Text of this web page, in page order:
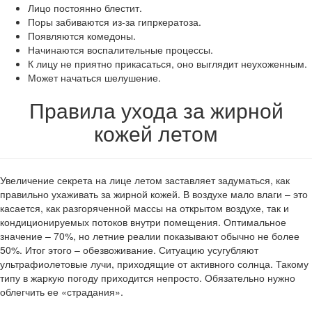
Лицо постоянно блестит.
Поры забиваются из-за гипркератоза.
Появляются комедоны.
Начинаются воспалительные процессы.
К лицу не приятно прикасаться, оно выглядит неухоженным.
Может начаться шелушение.
Правила ухода за жирной
кожей летом
Увеличение секрета на лице летом заставляет задуматься, как
правильно ухаживать за жирной кожей. В воздухе мало влаги – это
касается, как разгоряченной массы на открытом воздухе, так и
кондиционируемых потоков внутри помещения. Оптимальное
значение – 70%, но летние реалии показывают обычно не более
50%. Итог этого – обезвоживание. Ситуацию усугубляют
ультрафиолетовые лучи, приходящие от активного солнца. Такому
типу в жаркую погоду приходится непросто. Обязательно нужно
облегчить ее «страдания».